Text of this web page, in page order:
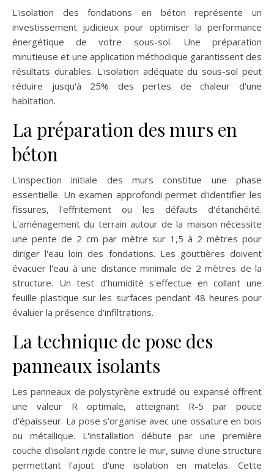
L'isolation des fondations en béton représente un
investissement judicieux pour optimiser la performance
énergétique de votre sous-sol. Une préparation
minutieuse et une application méthodique garantissent des
résultats durables. L'isolation adéquate du sous-sol peut
réduire jusqu'à 25% des pertes de chaleur d'une
habitation.
La préparation des murs en
béton
L'inspection initiale des murs constitue une phase
essentielle. Un examen approfondi permet d'identifier les
fissures, l'effritement ou les défauts d'étanchéité.
L'aménagement du terrain autour de la maison nécessite
une pente de 2 cm par mètre sur 1,5 à 2 mètres pour
diriger l'eau loin des fondations. Les gouttières doivent
évacuer l'eau à une distance minimale de 2 mètres de la
structure. Un test d'humidité s'effectue en collant une
feuille plastique sur les surfaces pendant 48 heures pour
évaluer la présence d'infiltrations.
La technique de pose des
panneaux isolants
Les panneaux de polystyrène extrudé ou expansé offrent
une valeur R optimale, atteignant R-5 par pouce
d'épaisseur. La pose s'organise avec une ossature en bois
ou métallique. L'installation débute par une première
couche d'isolant rigide contre le mur, suivie d'une structure
permettant l'ajout d'une isolation en matelas. Cette